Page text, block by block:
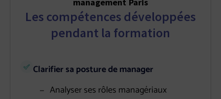
Les compétences développées
pendant la formation
Clarifier sa posture de manager
Analyser ses rôles managériaux